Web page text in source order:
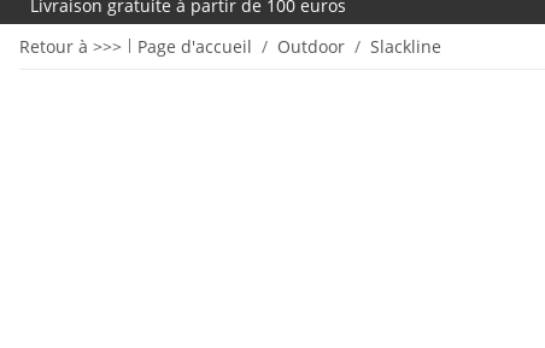
Livraison gratuite à partir de 100 euros
Retour à >>>
Page d'accueil Outdoor Slackline